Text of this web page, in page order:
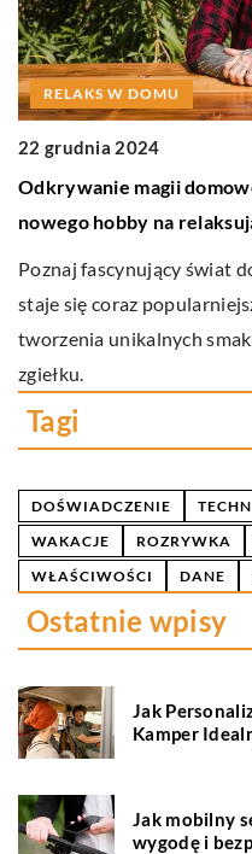
RELAKS W DOMU
22 grudnia 2024
Odkrywanie magii
nowego hobby na
Poznaj fascynujący świat
staje się coraz
tworzenia unikalnych
zgiełku.
Tagi
DOŚWIADCZENIE
WAKACJE
ROZRYWKA
WŁAŚCIWOŚCI
DANE
Ostatnie wpisy
Jak
Kamper
Jak mobilny
wygodę i